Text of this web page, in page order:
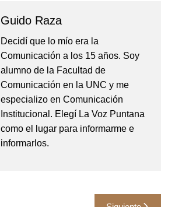
Guido Raza
Decidí que lo mío era la
Comunicación a los 15 años. Soy
alumno de la Facultad de
Comunicación en la UNC y me
especializo en Comunicación
Institucional. Elegí La Voz Puntana
como el lugar para informarme e
informarlos.